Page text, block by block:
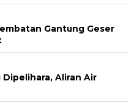
Gantung Geser
Aliran Air